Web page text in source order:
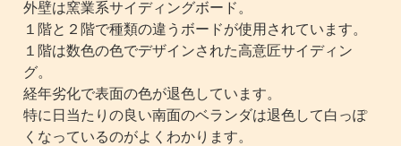
外壁は窯業系サイディングボード。
１階と２階で種類の違うボードが使用されています。
１階は数色の色でデザインされた高意匠サイディン
グ。
経年劣化で表面の色が退色しています。
特に日当たりの良い南面のベランダは退色して白っぽ
くなっているのがよくわかります。